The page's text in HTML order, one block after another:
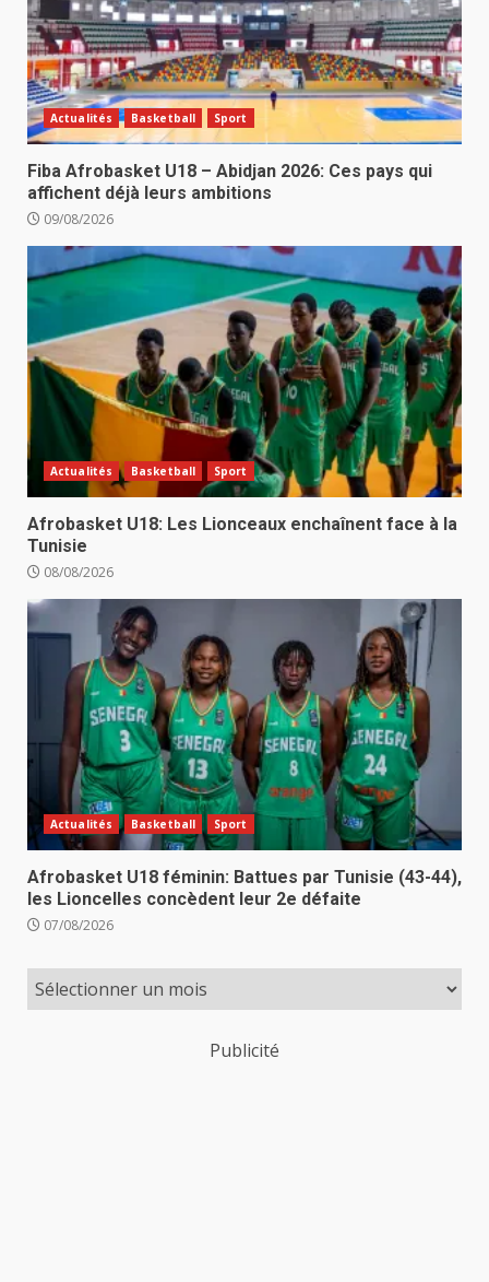
Actualités Basketball Sport
Fiba Afrobasket U18 – Abidjan 2026: Ces pays qui
affichent déjà leurs ambitions
09/08/2026
Actualités Basketball Sport
Afrobasket U18: Les Lionceaux enchaînent face à la
Tunisie
08/08/2026
Actualités Basketball Sport
Afrobasket U18 féminin: Battues par Tunisie (43-44),
les Lioncelles concèdent leur 2e défaite
07/08/2026
Publicité